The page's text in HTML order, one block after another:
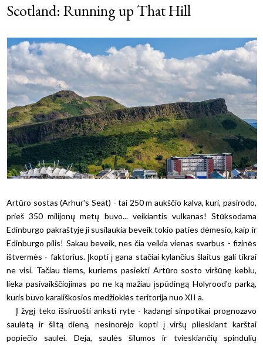
Scotland: Running up That Hill
Artūro sostas (Arhur's Seat) - tai 250 m aukščio kalva, kuri, pasirodo,
prieš 350 milijonų metų buvo... veikiantis vulkanas! Stūksodama
Edinburgo pakraštyje ji susilaukia beveik tokio paties dėmesio, kaip ir
Edinburgo pilis! Sakau beveik, nes čia veikia vienas svarbus - fizinės
ištvermės - faktorius. Įkopti į gana stačiai kylančius šlaitus gali tikrai
ne visi. Tačiau tiems, kuriems pasiekti Artūro sosto viršūnę keblu,
lieka pasivaikščiojimas po ne ką mažiau įspūdingą Holyrood'o parką,
kuris buvo karališkosios medžioklės teritorija nuo XII a.
Į žygį teko išsiruošti anksti ryte - kadangi sinpotikai prognozavo
saulėtą ir šiltą dieną, nesinorėjo kopti į viršų plieskiant karštai
popiečio saulei. Deja, saulės šilumos ir tvieskiančių spindulių